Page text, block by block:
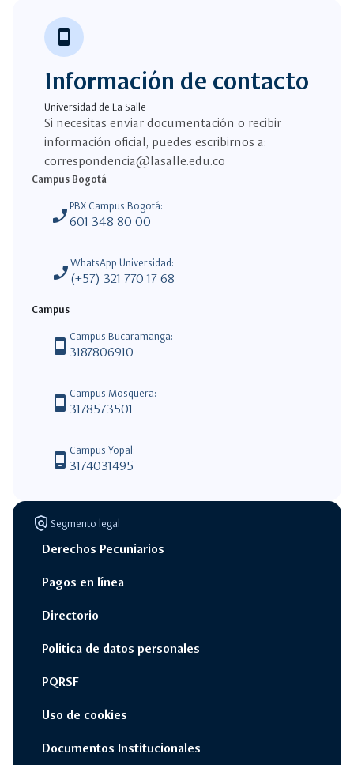
phone_android
Información de contacto
Universidad de La Salle
Si necesitas enviar documentación o recibir
información oficial, puedes escribirnos a:
correspondencia@lasalle.edu.co
Campus Bogotá
phone_enabled PBX Campus Bogotá:
601 348 80 00
phone_enabled WhatsApp Universidad:
(+57) 321 770 17 68
Campus
phone_android Campus Bucaramanga:
3187806910
phone_android Campus Mosquera:
3178573501
phone_android Campus Yopal:
3174031495
policy Segmento legal
Derechos Pecuniarios
Pagos en línea
Directorio
Politica de datos personales
PQRSF
Uso de cookies
Documentos Institucionales